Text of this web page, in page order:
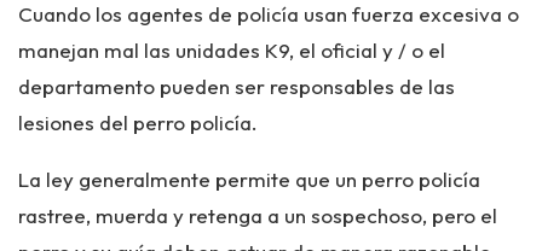
Cuando los agentes de policía usan fuerza excesiva o
manejan mal las unidades K9, el oficial y / o el
departamento pueden ser responsables de las
lesiones del perro policía.
La ley generalmente permite que un perro policía
rastree, muerda y retenga a un sospechoso, pero el